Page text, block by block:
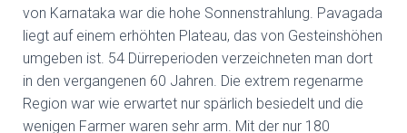
von Karnataka war die hohe Sonnenstrahlung. Pavagada
liegt auf einem erhöhten Plateau, das von Gesteinshöhen
umgeben ist. 54 Dürreperioden verzeichneten man dort
in den vergangenen 60 Jahren. Die extrem regenarme
Region war wie erwartet nur spärlich besiedelt und die
wenigen Farmer waren sehr arm. Mit der nur 180